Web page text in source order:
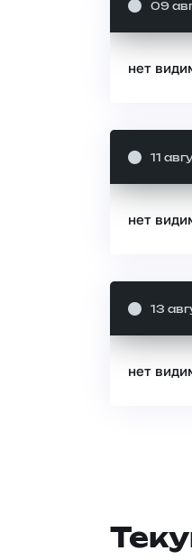
09
нет
11
нет
13
нет